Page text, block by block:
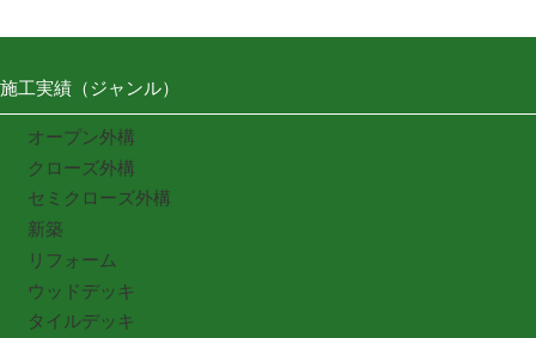
施工実績（ジャンル）
オープン外構
クローズ外構
セミクローズ外構
新築
リフォーム
ウッドデッキ
タイルデッキ